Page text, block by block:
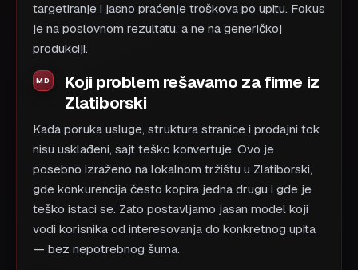
targetiranje i jasno praćenje troškova po upitu. Fokus
je na poslovnom rezultatu, a ne na generičkoj
produkciji.
Koji problem rešavamo za firme iz
Zlatiborski
Kada poruka usluge, struktura stranice i prodajni tok
nisu usklađeni, sajt teško konvertuje. Ovo je
posebno izraženo na lokalnom tržištu u Zlatiborski,
gde konkurencija često kopira jedna drugu i gde je
teško istaci se. Zato postavljamo jasan model koji
vodi korisnika od interesovanja do konkretnog upita
— bez nepotrebnog šuma.